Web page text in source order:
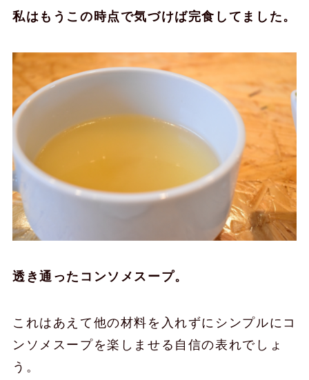
私はもうこの時点で気づけば完食してました。
透き通ったコンソメスープ。
これはあえて他の材料を入れずにシンプルにコ
ンソメスープを楽しませる自信の表れでしょ
う。